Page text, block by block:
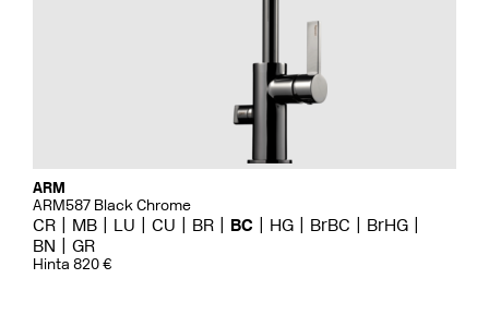
ARM
ARM587 Black Chrome
CR MB LU CU BR BC HG BrBC
BrHG
BN
GR
Hinta 820 €